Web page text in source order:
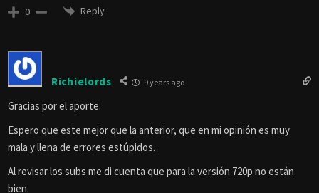
0 Reply
Richielords 9 years ago
Gracias por el aporte.
Espero que este mejor que la anterior, que en mi opinión es muy
mala y llena de errores estúpidos.
Al revisar los subs me di cuenta que para la versión 720p no están
bien.